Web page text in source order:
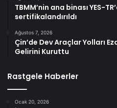
TBMM’nin ana binası YES-
sertifikalandırıldı
Ağustos 7, 2026
Çin’de Dev Araçlar Yolları
Gelirini Kuruttu
Rastgele Haberler
Ocak 20, 2026